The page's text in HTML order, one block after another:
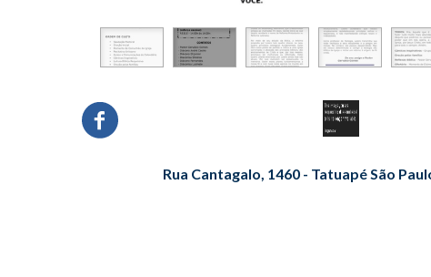
Rua Cantagalo, 1460 - Tatuapé São